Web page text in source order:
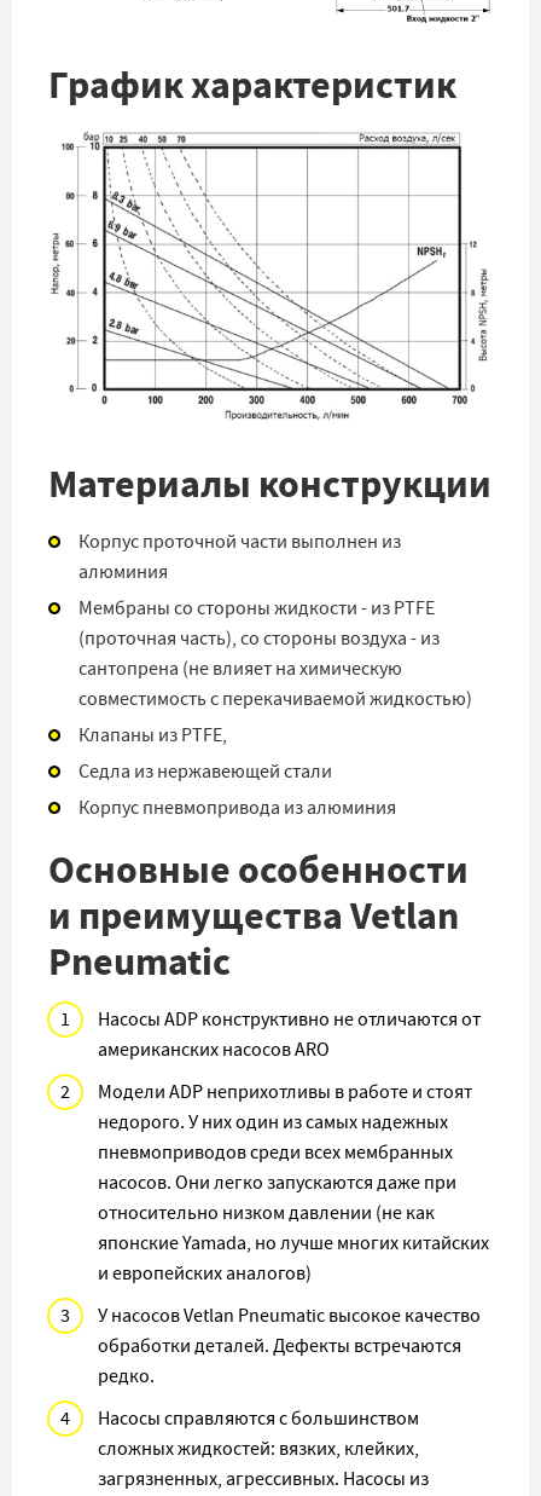
График характеристик
Материалы конструкции
Корпус проточной части выполнен из
алюминия
Мембраны со стороны жидкости - из PTFE
(проточная часть), со стороны воздуха - из
сантопрена (не влияет на химическую
совместимость с перекачиваемой жидкостью)
Клапаны из PTFE,
Седла из нержавеющей стали
Корпус пневмопривода из алюминия
Основные особенности
и преимущества Vetlan
Pneumatic
Насосы ADP конструктивно не отличаются от
американских насосов ARO
Модели ADP неприхотливы в работе и стоят
недорого. У них один из самых надежных
пневмоприводов среди всех мембранных
насосов. Они легко запускаются даже при
относительно низком давлении (не как
японские Yamada, но лучше многих китайских
и европейских аналогов)
У насосов Vetlan Pneumatic высокое качество
обработки деталей. Дефекты встречаются
редко.
Насосы справляются с большинством
сложных жидкостей: вязких, клейких,
загрязненных, агрессивных. Насосы из